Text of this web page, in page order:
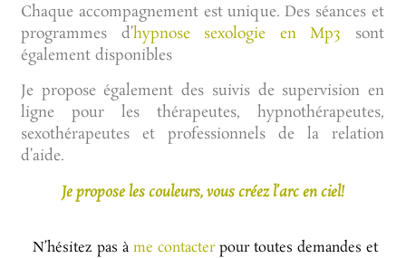
Chaque accompagnement est unique. Des séances et
programmes d’hypnose sexologie en Mp3 sont
également disponibles
Je propose également des suivis de supervision en
ligne pour les thérapeutes, hypnothérapeutes,
sexothérapeutes et professionnels de la relation
d’aide.
Je propose les couleurs, vous créez l’arc en ciel!
N’hésitez pas à me contacterpour toutes demandes et